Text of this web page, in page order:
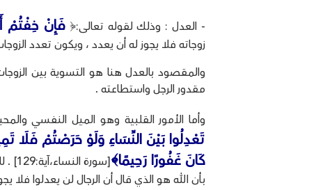
- العدل : وذلك لقوله تعالى:﴿فَإِنْ خِفْتُمْ
زوجاته فلا يجوز له أن يعدد ، ويكون تعدد
والمقصود بالعدل هنا هو التسوية بين
مقدور الرجل واستطاعته .
وأما الأمور القلبية وهو الميل النفسي
تَعْدِلُوا بَيْنَ النِّسَاءِ وَلَوْ حَرَصْتُمْ فَلَا
كَانَ غَفُورًا رَحِيمًا﴾
بأن الله هو الذي قال أن الرجال لن يعدلوا